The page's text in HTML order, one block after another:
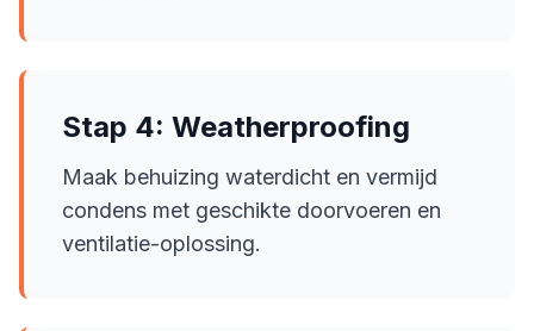
Stap 4: Weatherproofing
Maak behuizing waterdicht en vermijd
condens met geschikte doorvoeren en
ventilatie-oplossing.